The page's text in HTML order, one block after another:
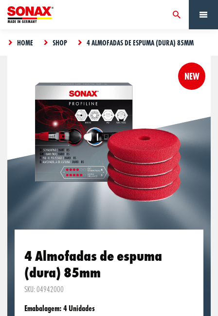
HOME SHOP 4 ALMOFADAS DE ESPUMA (DURA) 85MM
The
been
added
to the
cart
VIEW CART
Something
went
wrong,
please try
again.
CLOSE
4 Almofadas de espuma
(dura) 85mm
Emabalagem: 4 Unidades
SKU: 04942000
NEW